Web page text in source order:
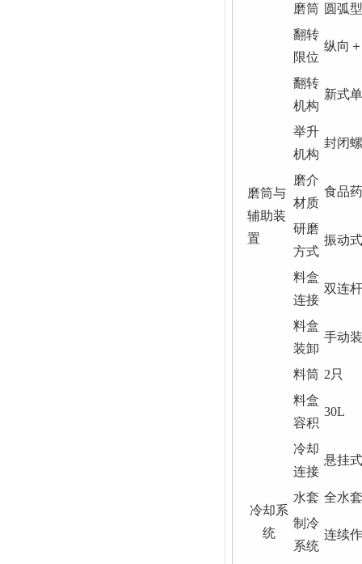
磨筒与
辅助装
置
磨筒 圆弧
翻转
限位
纵向
翻转
机构
新式
举升
机构
封闭
磨介
材质
食品
研磨
方式
振动式
料盒
连接
双连
料盒
装卸
手动
料筒 2只
料盒
容积
30L
冷却系
统
冷却
连接
悬挂
水套 全水
制冷
系统
连续